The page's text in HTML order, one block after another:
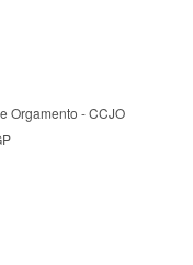
Orgamento - CCJO